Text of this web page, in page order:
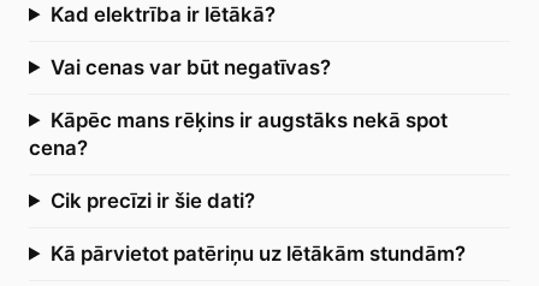
Kad elektrība ir lētākā?
Vai cenas var būt negatīvas?
Kāpēc mans rēķins ir augstāks nekā spot
cena?
Cik precīzi ir šie dati?
Kā pārvietot patēriņu uz lētākām stundām?